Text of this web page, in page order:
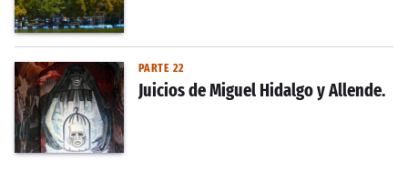
PARTE 22
Juicios de Miguel Hidalgo y Allende.